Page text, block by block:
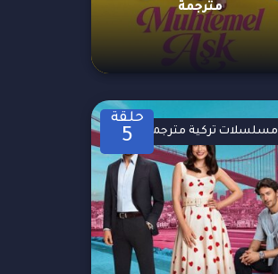
مترجمة
حلقة
5 مسلسلات تركية مترجمة